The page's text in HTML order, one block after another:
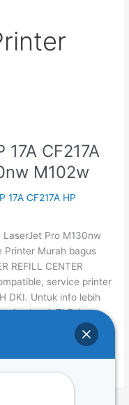
CF217A
M102w
17A CF217A HP
LaserJet Pro M130nw
Printer Murah bagus
REFILL CENTER
service printer
DKI. Untuk info lebih
kami. TLP /
Harga Refill […]